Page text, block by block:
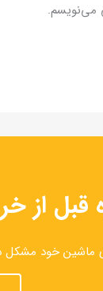
می‌نویسم.
خرید
ماشین خود مشکل